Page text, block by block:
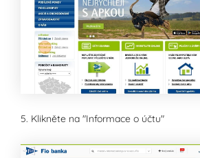
5. Klikněte na "Informace o účtu"